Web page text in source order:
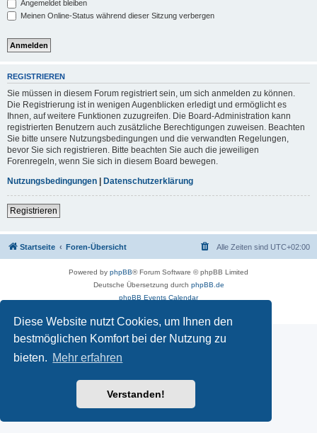
Diese Website nutzt Cookies, um Ihnen den
bestmöglichen Komfort bei der Nutzung zu
bieten. Mehr erfahren
Verstanden!
Angemeldet bleiben
Meinen Online-Status während dieser Sitzung verbergen
REGISTRIEREN
Sie müssen in diesem Forum registriert sein, um sich anmelden zu können.
Die Registrierung ist in wenigen Augenblicken erledigt und ermöglicht es
Ihnen, auf weitere Funktionen zuzugreifen. Die Board-Administration kann
registrierten Benutzern auch zusätzliche Berechtigungen zuweisen. Beachten
Sie bitte unsere Nutzungsbedingungen und die verwandten Regelungen,
bevor Sie sich registrieren. Bitte beachten Sie auch die jeweiligen
Forenregeln, wenn Sie sich in diesem Board bewegen.
Nutzungsbedingungen | Datenschutzerklärung
Registrieren
Startseite Foren-Übersicht Alle Zeiten sind UTC+02:00
Powered by phpBB® Forum Software © phpBB Limited
Deutsche Übersetzung durch phpBB.de
phpBB Events Calendar